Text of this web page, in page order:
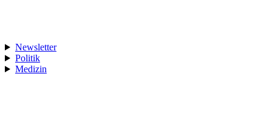
Newsletter
Politik
Medizin